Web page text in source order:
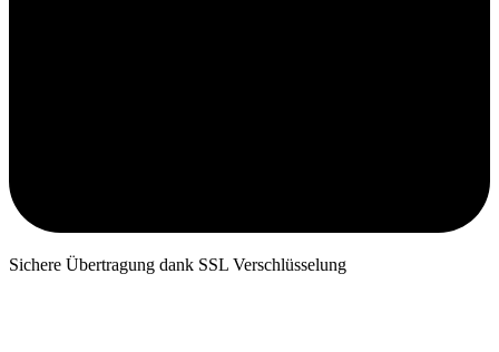
Sichere Übertragung dank SSL Verschlüsselung